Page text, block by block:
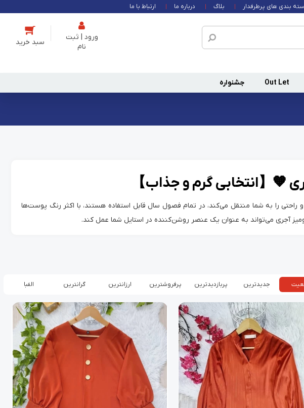
بندی های پرطرفدار بلاگ درباره ما ارتباط با ما
ورود | ثبت
نام
Out Let جشنواره
🧡【انتخابی گرم و جذاب】
را به شما منتقل می‌کند، در تمام فصول سال قابل استفاده هستند، با اکثر رنگ پوست‌ها
آجری می‌تواند به عنوان یک عنصر روشن‌کننده در استایل شما عمل کند.
جدیدترین پربازدیدترین پرفروشترین ارزانترین گرانترین الفبا